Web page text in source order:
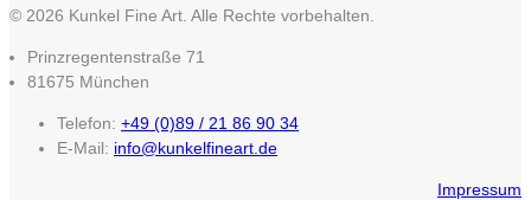
© 2026 Kunkel Fine Art. Alle Rechte vorbehalten.
Prinzregentenstraße 71
81675 München
Telefon: +49 (0)89 / 21 86 90 34
E-Mail: info@kunkelfineart.de
Impressum